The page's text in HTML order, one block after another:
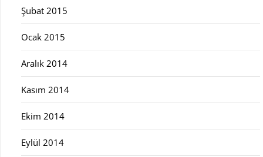
Şubat 2015
Ocak 2015
Aralık 2014
Kasım 2014
Ekim 2014
Eylül 2014